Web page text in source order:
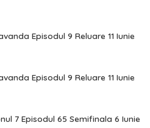
Episodul 9 Reluare 11 Iunie
Episodul 9 Reluare 11 Iunie
7 Episodul 65 Semifinala 6 Iunie